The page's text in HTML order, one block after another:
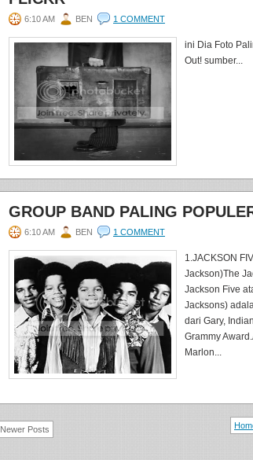
6:10 AM BEN 1 COMMENT
ini Dia Foto
Out! sumber...
GROUP BAND PALING
6:10 AM BEN 1 COMMENT
1.JACKSON
Jackson)The
Jackson Five
Jacksons)
dari Gary,
Grammy
Marlon...
Newer Posts